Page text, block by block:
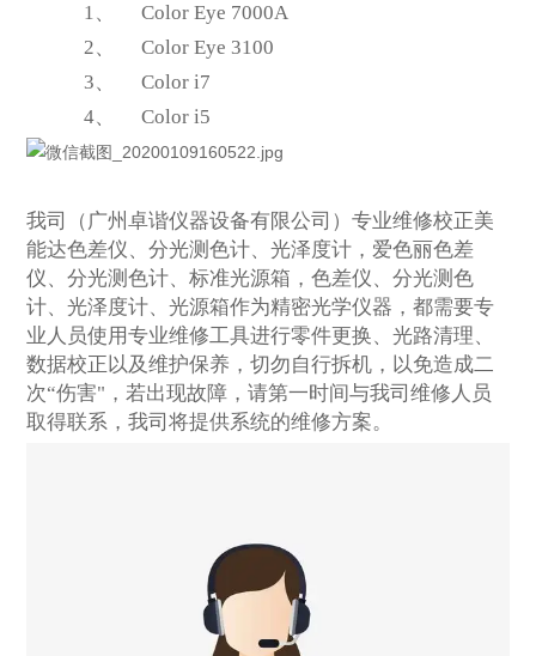
1、
Color Eye 7000A
2、
Color Eye 3100
3、
Color i7
4、
Color i5
我司（广州卓谐仪器设备有限公司）专业维修校正美
能达色差仪、分光测色计、光泽度计，爱色丽色差
仪、分光测色计、标准光源箱，色差仪、分光测色
计、光泽度计、光源箱作为精密光学仪器，都需要专
业人员使用专业维修工具进行零件更换、光路清理、
数据校正以及维护保养，切勿自行拆机，以免造成二
次“伤害"，若出现故障，请第一时间与我司维修人员
取得联系，我司将提供系统的维修方案。